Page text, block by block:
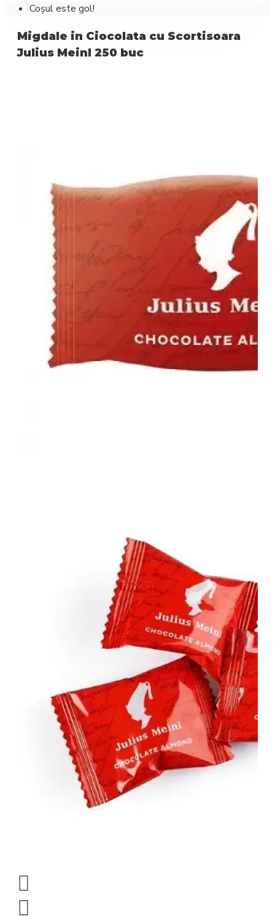
Coșul este gol!
Migdale in Ciocolata cu Scortisoara
Julius Meinl 250 buc